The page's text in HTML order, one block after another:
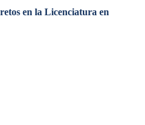
en la Licenciatura en